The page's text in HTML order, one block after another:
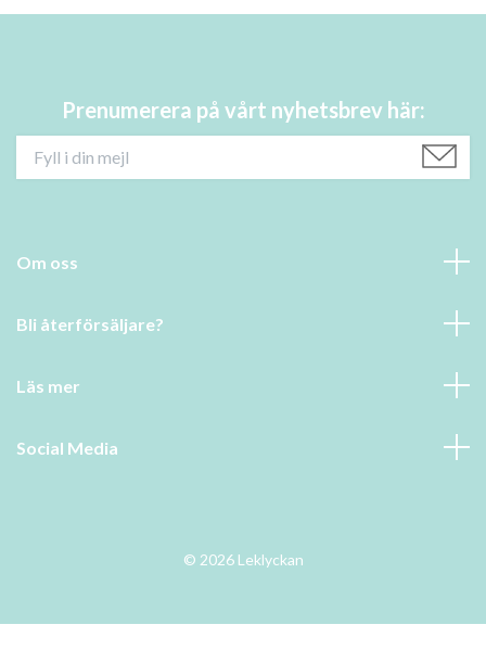
Prenumerera på vårt nyhetsbrev här:
Om oss
Bli återförsäljare?
Läs mer
Social Media
© 2026 Leklyckan